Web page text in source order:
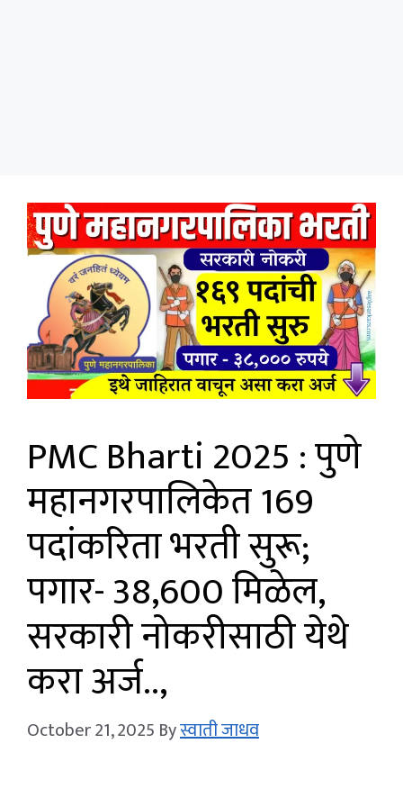
PMC Bharti 2025 : पुणे
महानगरपालिकेत 169
पदांकरिता भरती सुरू;
पगार- 38,600 मिळेल,
सरकारी नोकरीसाठी येथे
करा अर्ज..,
October 21, 2025 Byस्वाती जाधव